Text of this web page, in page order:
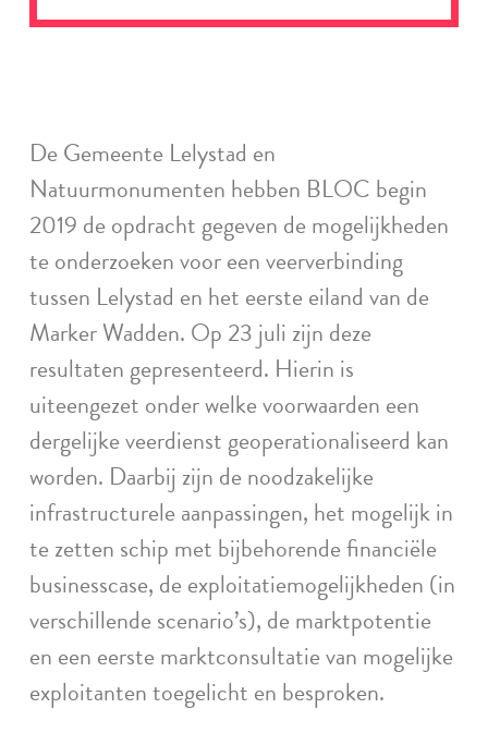
De Gemeente Lelystad en
Natuurmonumenten hebben BLOC begin
2019 de opdracht gegeven de mogelijkheden
te onderzoeken voor een veerverbinding
tussen Lelystad en het eerste eiland van de
Marker Wadden. Op 23 juli zijn deze
resultaten gepresenteerd. Hierin is
uiteengezet onder welke voorwaarden een
dergelijke veerdienst geoperationaliseerd kan
worden. Daarbij zijn de noodzakelijke
infrastructurele aanpassingen, het mogelijk in
te zetten schip met bijbehorende financiële
businesscase, de exploitatiemogelijkheden (in
verschillende scenario’s), de marktpotentie
en een eerste marktconsultatie van mogelijke
exploitanten toegelicht en besproken.